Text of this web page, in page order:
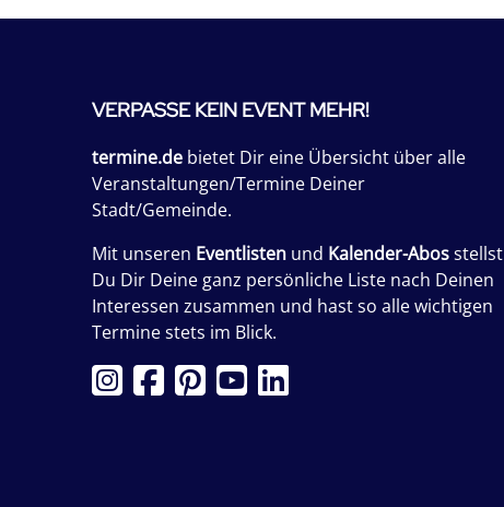
VERPASSE KEIN EVENT MEHR!
termine.de bietet Dir eine Übersicht über alle
Veranstaltungen/Termine Deiner
Stadt/Gemeinde.
Mit unseren Eventlisten und Kalender-Abosstellst
Du Dir Deine ganz persönliche Liste nach Deinen
Interessen zusammen und hast so alle wichtigen
Termine stets im Blick.